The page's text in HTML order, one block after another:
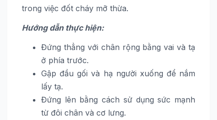
trong việc đốt cháy mỡ thừa.
Hướng dẫn thực hiện:
Đứng thẳng với chân rộng bằng vai và tạ
ở phía trước.
Gập đầu gối và hạ người xuống để nắm
lấy tạ.
Đứng lên bằng cách sử dụng sức mạnh
từ đôi chân và cơ lưng.